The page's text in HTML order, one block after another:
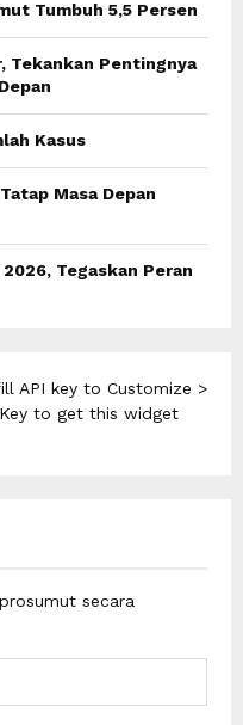
C
H
Tumbuh 5,5 Persen
Tekankan Pentingnya
Kasus
Masa Depan
Tegaskan Peran
API key to Customize >
to get this widget
secara